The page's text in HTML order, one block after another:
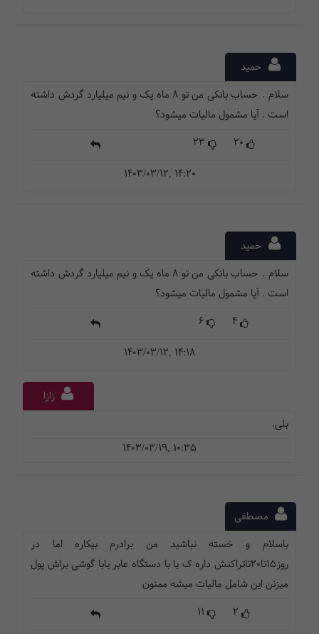
حمید
سلام . حساب بانکی من تو ۸ ماه یک و نیم میلیارد گردش داشته
است . آیا مشمول مالیات میشود؟
1403/03/12, 14:20
حمید
سلام . حساب بانکی من تو ۸ ماه یک و نیم میلیارد گردش داشته
است . آیا مشمول مالیات میشود؟
4
6
1403/03/12, 14:18
زازا
بلی.
1403/03/19, 10:35
مصطفی
باسلام و خسته نباشید من برادرم بیکاره اما در
روز۱۵تا۲۰تاتراکنش داره ک یا با دستگاه عابر یابا گوشی براش پول
میزنن این شامل مالیات میشه ممنون
2
11